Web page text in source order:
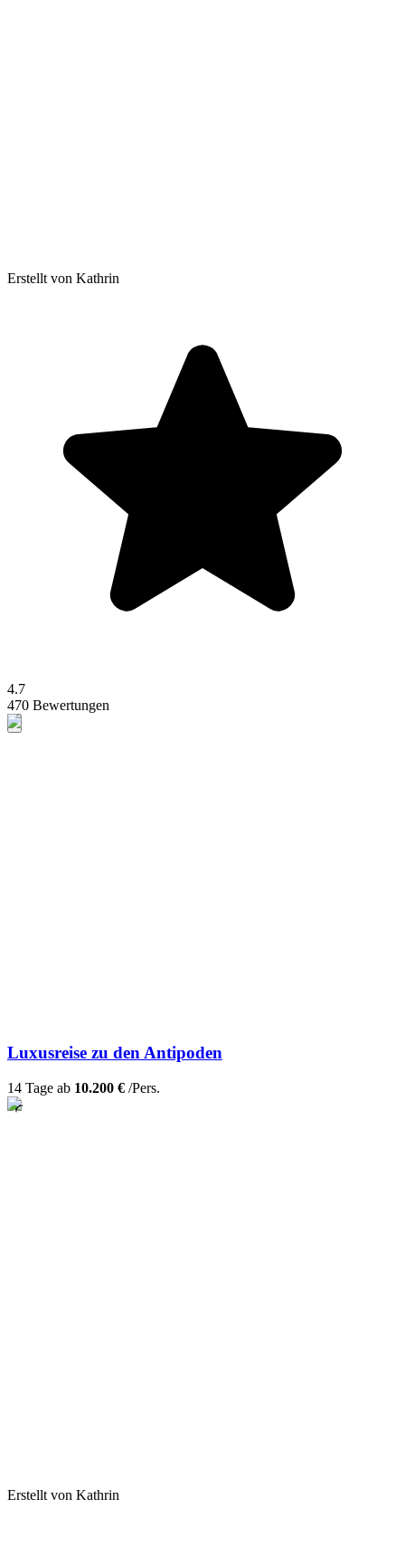
Erstellt von Kathrin
4.7
470 Bewertungen
Luxusreise zu den Antipoden
14 Tage ab 10.200 € /Pers.
Erstellt von Kathrin